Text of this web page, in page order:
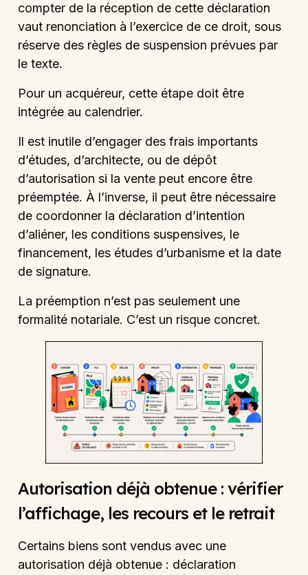
compter de la réception de cette déclaration
vaut renonciation à l’exercice de ce droit, sous
réserve des règles de suspension prévues par
le texte.
Pour un acquéreur, cette étape doit être
intégrée au calendrier.
Il est inutile d’engager des frais importants
d’études, d’architecte, ou de dépôt
d’autorisation si la vente peut encore être
préemptée. À l’inverse, il peut être nécessaire
de coordonner la déclaration d’intention
d’aliéner, les conditions suspensives, le
financement, les études d’urbanisme et la date
de signature.
La préemption n’est pas seulement une
formalité notariale. C’est un risque concret.
Autorisation déjà obtenue : vérifier
l’affichage, les recours et le retrait
Certains biens sont vendus avec une
autorisation déjà obtenue : déclaration